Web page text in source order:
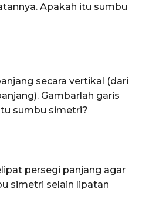
Apakah itu sumbu
secara vertikal (dari
Gambarlah garis
sumbu simetri?
persegi panjang agar
simetri selain lipatan